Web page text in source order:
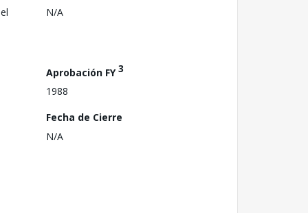
N/A
Aprobación FY3
1988
Fecha de Cierre
N/A